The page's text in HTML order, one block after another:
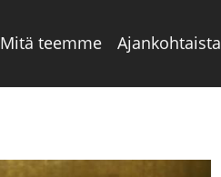
Mitä teemme Ajankohtaista